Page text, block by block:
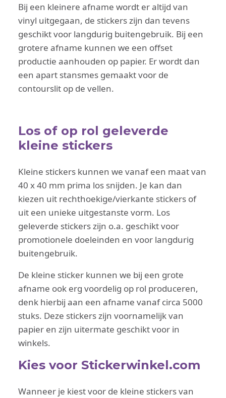
Bij een kleinere afname wordt er altijd van
vinyl uitgegaan, de stickers zijn dan tevens
geschikt voor langdurig buitengebruik. Bij een
grotere afname kunnen we een offset
productie aanhouden op papier. Er wordt dan
een apart stansmes gemaakt voor de
contourslit op de vellen.
Los of op rol geleverde
kleine stickers
Kleine stickers kunnen we vanaf een maat van
40 x 40 mm prima los snijden. Je kan dan
kiezen uit rechthoekige/vierkante stickers of
uit een unieke uitgestanste vorm. Los
geleverde stickers zijn o.a. geschikt voor
promotionele doeleinden en voor langdurig
buitengebruik.
De kleine sticker kunnen we bij een grote
afname ook erg voordelig op rol produceren,
denk hierbij aan een afname vanaf circa 5000
stuks. Deze stickers zijn voornamelijk van
papier en zijn uitermate geschikt voor in
winkels.
Kies voor Stickerwinkel.com
Wanneer je kiest voor de kleine stickers van